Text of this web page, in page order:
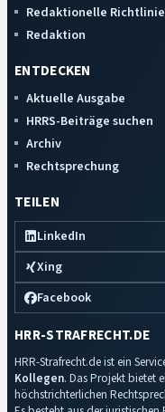
Redaktionelle
Redaktion
ENTDECKEN
Aktuelle Ausgabe
HRRS-Beiträge suchen
Archiv
Rechtsprechung
TEILEN
LinkedIn
Xing
Facebook
HRR-STRAFRECHT.DE
HRR-Strafrecht.de ist ein
Kollegen. Das Projekt bietet
höchstrichterlichen